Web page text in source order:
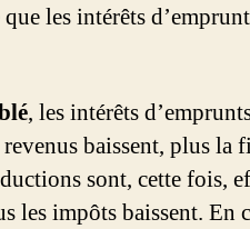
les intérêts
, les intérêts
baissent, plus la
sont, cette fois,
les impôts baissent. En